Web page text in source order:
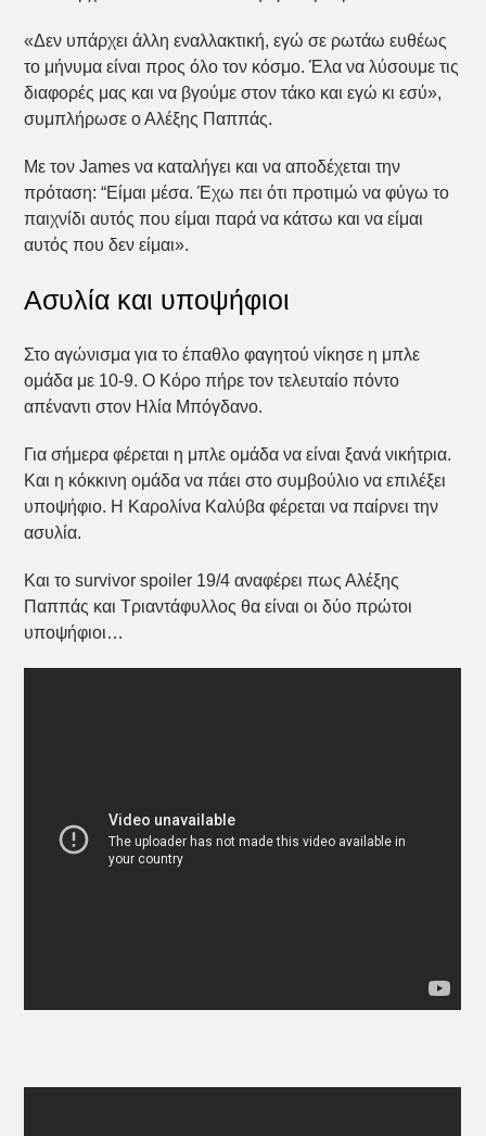
«Δεν υπάρχει άλλη εναλλακτική, εγώ σε ρωτάω ευθέως
το μήνυμα είναι προς όλο τον κόσμο. Έλα να λύσουμε τις
διαφορές μας και να βγούμε στον τάκο και εγώ κι εσύ»,
συμπλήρωσε ο Αλέξης Παππάς.
Με τον James να καταλήγει και να αποδέχεται την
πρόταση: “Είμαι μέσα. Έχω πει ότι προτιμώ να φύγω το
παιχνίδι αυτός που είμαι παρά να κάτσω και να είμαι
αυτός που δεν είμαι».
Ασυλία και υποψήφιοι
Στο αγώνισμα για το έπαθλο φαγητού νίκησε η μπλε
ομάδα με 10-9. Ο Κόρο πήρε τον τελευταίο πόντο
απέναντι στον Ηλία Μπόγδανο.
Για σήμερα φέρεται η μπλε ομάδα να είναι ξανά νικήτρια.
Και η κόκκινη ομάδα να πάει στο συμβούλιο να επιλέξει
υποψήφιο. Η Καρολίνα Καλύβα φέρεται να παίρνει την
ασυλία.
Και το survivor spoiler 19/4 αναφέρει πως Αλέξης
Παππάς και Τριαντάφυλλος θα είναι οι δύο πρώτοι
υποψήφιοι…